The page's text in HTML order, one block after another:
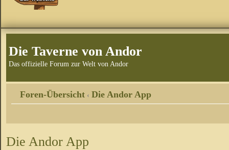
Die Taverne von Andor
Das offizielle Forum zur Welt von Andor
Foren-Übersicht ‹ Die Andor App
Die Andor App